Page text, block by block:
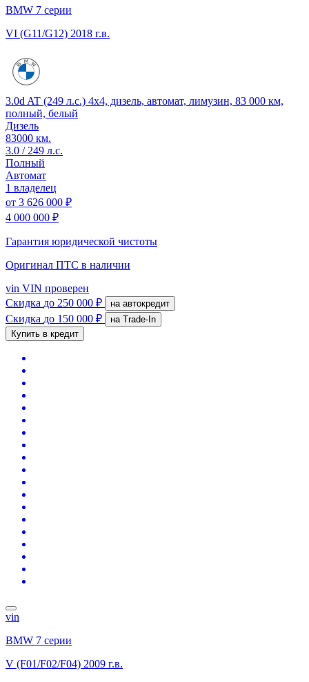
BMW 7 серии
VI (G11/G12) 2018 г.в.
3.0d AT (249 л.с.) 4x4, дизель, автомат, лимузин, 83 000 км,
полный, белый
Дизель
83000 км.
3.0 / 249 л.с.
Полный
Автомат
1 владелец
от 3 626 000 ₽
4 000 000 ₽
Гарантия юридической чистоты
Оригинал ПТС в наличии
vin VIN проверен
Скидка до 250 000 ₽ на автокредит
Скидка до 150 000 ₽
на Trade-In
Купить в кредит
vin
BMW 7 серии
V (F01/F02/F04) 2009 г.в.